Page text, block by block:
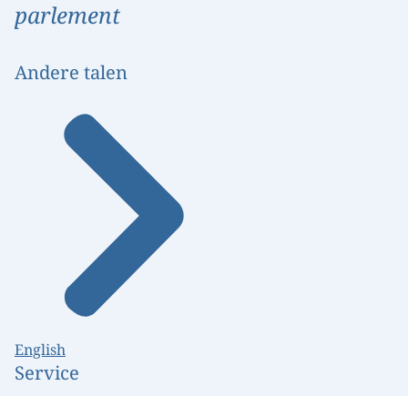
parlement
Andere talen
English
Service